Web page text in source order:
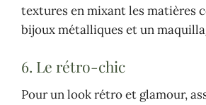
textures en mixant les matières
bijoux métalliques et un
6. Le rétro-chic
Pour un look rétro et glamour,